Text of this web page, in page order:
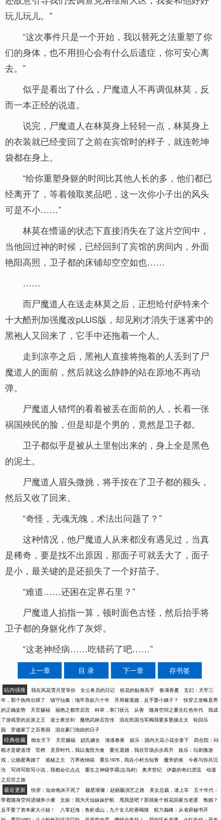
玩儿玩儿。”
“这次事件只是一个开始，我以替死之法重塑了你
们的身体，也不用担心会有什么后遗症，你可安心离
去。”
似乎是看出了什么，尸魔道人不再调侃林莫，反
而一本正经的说道。
说完，尸魔道人在林莫身上轻轻一点，林莫身上
的衣装就已经变回了之前在宾馆时的样子，就连乾坤
袋都在身上。
“给你重塑身躯的时间比其他人长的多，他们都已
经离开了，等着领取奖品吧，这一次你小子出的风头
可是不小……”
林莫在懵逼的状态下直接消失在了这片空间中，
当他回过神的时候，已经回到了宾馆的房间内，外面
艳阳高照，卫子都的床铺却空空如也……
……
而尸魔道人在送走林莫之后，正想给付萨特来个
十大酷刑加强魔改pLUS版，却见刚才消失于迷雾中的
黑袍人又回来了，它手中还拖着一个人。
走到凉亭之后，黑袍人直接将拖着的人丢到了尸
魔道人的面前，然后就这么静静的站在原地不再动
弹。
尸魔道人错愕的看着被丢在面前的人，长着一张
祸国殃民的脸，但是却是个男的，竟然是卫子都。
卫子都似乎是被从土里刨出来的，身上全是黑色
的泥土。
尸魔道人眉头微挑，将手按在了卫子都的额头，
然后又收了回来。
“奇怪，无魂无魄，术法出问题了？”
这种情况，他尸魔道人从来都没有遇见过，当真
是稀奇，要是找不出原因，那面子可就丢大了，面子
是小，最关键的是还损失了一个好苗子。
“难道……还困在定界石里？”
尸魔道人掐指一算，顿时面色古怪，然后抬手将
卫子都的身躯化作了灰烬。
“这老神经病……吃错药了吧……”
上一章 目 录 下一章 存书签
站内强推 我在风花雪月里等你 女公务员的日记 校花的贴身高手 春满香夏
玄幻：天牢三
年，那个纨绔出狱了
镇守仙秦：地牢吞妖六十年 开局被退婚，反手娶小姨子？
快穿之攻略直男
的正确姿势
天官赐福 福艳之都市后宫 科举，寒门状元 从善 随身空间之重生红色年代
我成
了游戏里的反派之王
道士夜仗剑 魔艳武林后宫传 混在民国当军阀我要多娶姨太太
轮回乐
园
穿越家丁之百香国 混在豪门泡妞的日子
经典收藏 御女天下 天官赐福 赵氏嫡女 渔港春夜 娱乐：国内大花小花全拿下
四合院：闷
棍才是硬道理
官榜 灵异时代，我以鬼怪为食 重生退婚，我在官场步步高升
娱乐：玩刺激游
戏，让杨蜜离婚了
诡秘之主 万界收纳箱 重生1976，我在小村当知青 魔帝奶爸
今夜与你共沉
沦
写诗写歌写小说，我都会亿点点 重生之神级学霸(志鸟村) 奥术世纪 伊森的奇幻漂流
动漫
之后宫之旅
最近更新 快穿：短命炮灰不死了 颖星璀璨：赵丽颖演艺之路 美女总裁，请上车
五十年代：
带着随身空间进城奔小康
文娱：我为天仙妹妹护航 甩我是吧？那就捡个校花回家当老婆
悔婚？
反手娶了资本家大小姐！
八零赶海：鱼虾成山，九个女儿吃香喝辣
权力巅峰：从省府秘书开